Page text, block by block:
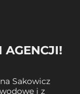
AGENCJI!
Sakowicz
i z